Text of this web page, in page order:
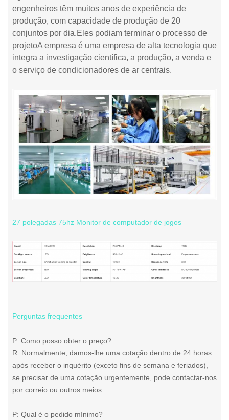
engenheiros têm muitos anos de experiência de
produção, com capacidade de produção de 20
conjuntos por dia.Eles podiam terminar o processo de
projetoA empresa é uma empresa de alta tecnologia que
integra a investigação científica, a produção, a venda e
o serviço de condicionadores de ar centrais.
27 polegadas 75hz Monitor de computador de jogos
Perguntas frequentes
P: Como posso obter o preço?
R: Normalmente, damos-lhe uma cotação dentro de 24 horas
após receber o inquérito (exceto fins de semana e feriados),
se precisar de uma cotação urgentemente, pode contactar-nos
por correio ou outros meios.
P: Qual é o pedido mínimo?